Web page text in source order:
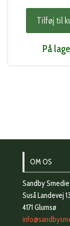
Tilføj til
På
OM OS
Sandby
Suså Landevej
4171 Glumsø